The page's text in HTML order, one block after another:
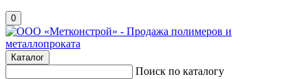
0
Каталог
Поиск по каталогу